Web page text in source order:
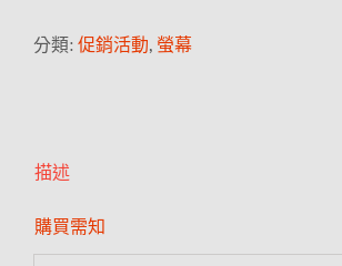
分類: 促銷活動, 螢幕
描述
購買需知